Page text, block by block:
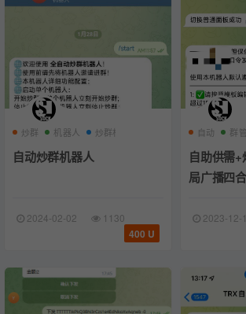
炒群 机器人 炒群机器人
自动炒群机器人
2024-02-02 1130
400 U
自动 群管
自助供需
局广播四
2023-12-